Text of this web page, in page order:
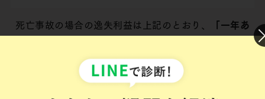
死亡事故の場合の逸失利益は上記のとおり、
「一年あ
失期間に対するライプニッツ係数」により算出します。
各項目の詳細については以下で解説させていただきま